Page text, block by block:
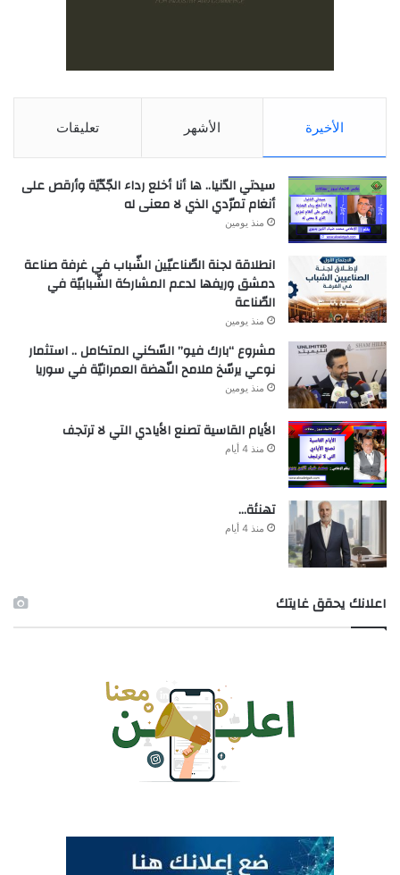
الأخيرة الأشهر تعليقات
سيدتي الدّنيا.. ها أنا أخلع رداء الجّدّيّة وأرقص على
أنغام تمرّدي الذي لا معنى له
منذ يومين
انطلاقة لجنة الصّناعيّين الشّباب في غرفة صناعة
دمشق وريفها لدعم المشاركة الشّبابيّة في
الصّناعة
منذ يومين
مشروع “بارك فيو” السّكني المتكامل .. استثمار
نوعي يرسّخ ملامح النّهضة العمرانيّة في سوريا
منذ يومين
الأيام القاسية تصنع الأيادي التي لا ترتجف
منذ 4 أيام
تهنئة…
منذ 4 أيام
اعلانك يحقق غايتك